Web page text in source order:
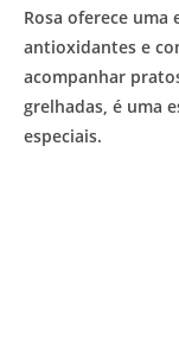
Rosa oferece uma
antioxidantes e
acompanhar
grelhadas, é uma
especiais.